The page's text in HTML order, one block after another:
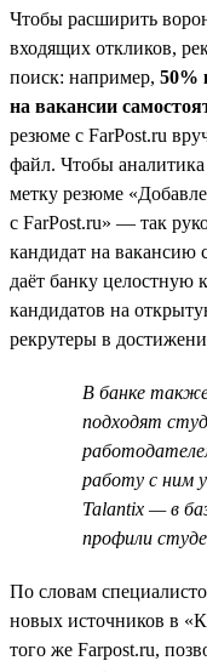
Чтобы расширить
входящих откликов,
поиск: например, 50%
на вакансии
резюме с FarPost.ru
файл. Чтобы
метку резюме
с FarPost.ru» — так
кандидат на вакансию
даёт банку целостную
кандидатов на
рекрутеры в
В банке
подходят
работу с ним
Talantix — в
профили
По словам
новых источников в
того же Farpost.ru,